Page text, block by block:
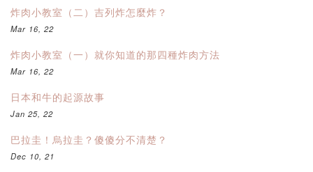
炸肉小教室（二）吉列炸怎麼炸？
Mar 16, 22
炸肉小教室（一）就你知道的那四種炸肉方法
Mar 16, 22
日本和牛的起源故事
Jan 25, 22
巴拉圭！烏拉圭？傻傻分不清楚？
Dec 10, 21